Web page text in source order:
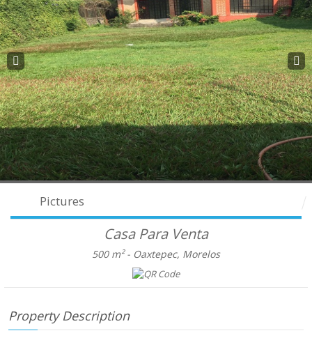
Prev Next
Pictures
Casa Para Venta
500 m² - Oaxtepec, Morelos
Property Description